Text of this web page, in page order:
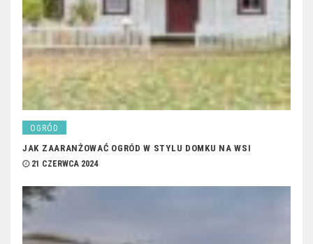
OGRÓD
JAK ZAARANŻOWAĆ OGRÓD W STYLU DOMKU NA WSI
21 CZERWCA 2024